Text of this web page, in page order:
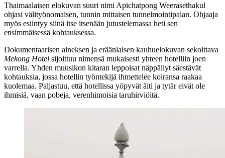
Thaimaalaisen elokuvan suuri nimi Apichatpong Weerasethakul
ohjasi välityönomaisen, tunnin mittaisen tunnelmointipalan. Ohjaaja
myös esiintyy siinä itse itsenään jutustelemassa heti sen
ensimmäisessä kohtauksessa.
Dokumentaarisen aineksen ja eräänlaisen kauhuelokuvan sekoittava
Mekong Hotel sijoittuu nimensä mukaisesti yhteen hotelliin joen
varrella. Yhden muusikon kitaran leppoisat näppäilyt säestävät
kohtauksia, jossa hotellin työntekijä ihmettelee koiransa raakaa
kuolemaa. Paljastuu, että hotellissa yöpyvät äiti ja tytär eivät ole
ihmisiä, vaan pobeja, verenhimoisia taruhirviöitä.